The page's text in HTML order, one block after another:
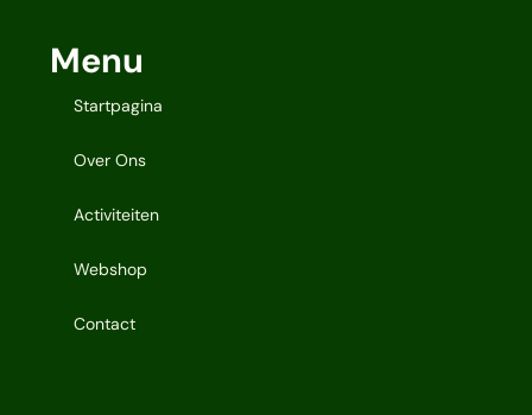
Menu
Startpagina
Over Ons
Activiteiten
Webshop
Contact